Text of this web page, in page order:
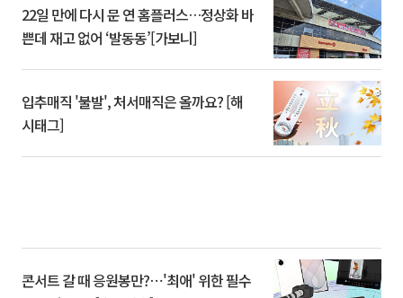
22일 만에 다시 문 연 홈플러스…정상화 바
쁜데 재고 없어 ‘발동동’[가보니]
입추매직 '불발', 처서매직은 올까요? [해
시태그]
콘서트 갈 때 응원봉만?⋯'최애' 위한 필수